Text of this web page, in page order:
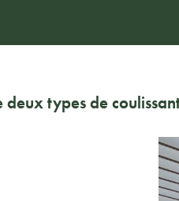
deux types de